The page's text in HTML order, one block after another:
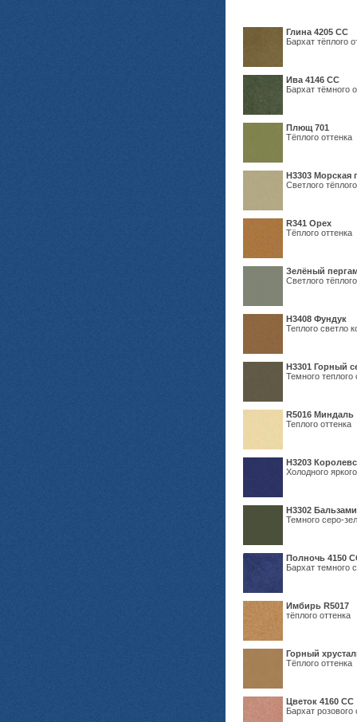
Глина 4205 СС
Бархат тёплого
Ива 4146 СС
Бархат тёмного
Плющ 701
Тёплого оттенка
H3303 Морская
Светлого
R341 Орех
Тёплого оттенка
Зелёный
Светлого
Н3408 Фундук
Теплого светло
Н3301 Горный
Темного теплого
R5016 Миндаль
Теплого оттенка
Н3203
Холодного
Н3302
Темного серо-
Полночь 4150
Бархат темного
Имбирь R5017
тёплого оттенка
Горный
Тёплого оттенка
Цветок 4160 СС
Бархат розового